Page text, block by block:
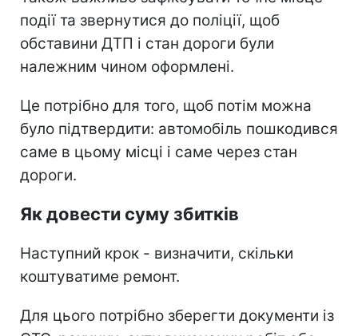
події та звернутися до поліції, щоб
обставини ДТП і стан дороги були
належним чином оформлені.
Це потрібно для того, щоб потім можна
було підтвердити: автомобіль пошкодився
саме в цьому місці і саме через стан
дороги.
Як довести суму збитків
Наступний крок - визначити, скільки
коштуватиме ремонт.
Для цього потрібно зберегти документи із